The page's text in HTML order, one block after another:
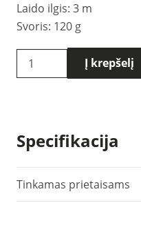
Laido ilgis: 3 m
Svoris: 120 g
produkto
kiekis:
MA194
250
mm
Į krepšelį
Specifikacija
Tinkamas prietaisams